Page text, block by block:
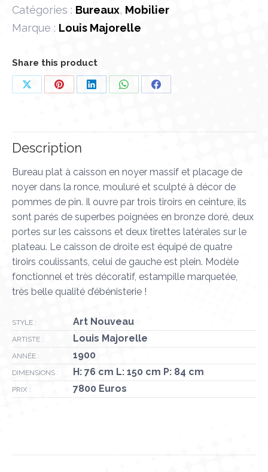
Catégories : Bureaux, Mobilier
Marque : Louis Majorelle
Share this product
PartagerPartagerPartagerPartagerPartager
Description
Bureau plat à caisson en noyer massif et placage de
noyer dans la ronce, mouluré et sculpté à décor de
pommes de pin. Il ouvre par trois tiroirs en ceinture, ils
sont parés de superbes poignées en bronze doré, deux
portes sur les caissons et deux tirettes latérales sur le
plateau. Le caisson de droite est équipé de quatre
tiroirs coulissants, celui de gauche est plein. Modèle
fonctionnel et très décoratif, estampille marquetée,
très belle qualité d’ébénisterie !
STYLE : Art Nouveau
ARTISTE : Louis Majorelle
ANNÉE : 1900
DIMENSIONS : H: 76 cm L: 150 cm P: 84 cm
PRIX : 7800 Euros